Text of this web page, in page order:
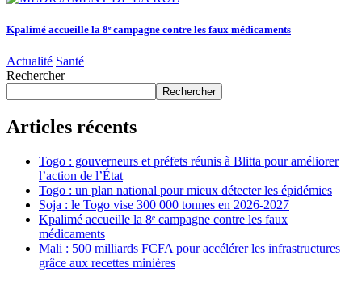
Kpalimé accueille la 8ᵉ campagne contre les faux médicaments
Actualité Santé
Rechercher
Rechercher
Articles récents
Togo : gouverneurs et préfets réunis à Blitta pour améliorer
l’action de l’État
Togo : un plan national pour mieux détecter les épidémies
Soja : le Togo vise 300 000 tonnes en 2026-2027
Kpalimé accueille la 8ᵉ campagne contre les faux
médicaments
Mali : 500 milliards FCFA pour accélérer les infrastructures
grâce aux recettes minières